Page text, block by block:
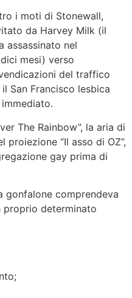
i moti di Stonewall,
da Harvey Milk (il
assassinato nel
mesi) verso
del traffico
San Francisco lesbica
The Rainbow”, la aria di
“Il asso di OZ”,
gay prima di
gonfalone comprendeva
proprio determinato